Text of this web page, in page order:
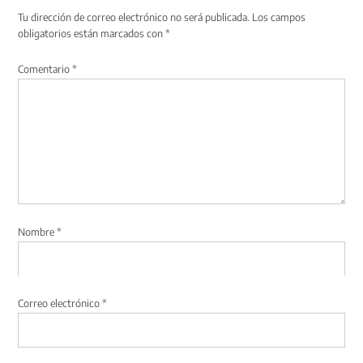
Tu dirección de correo electrónico no será publicada. Los campos
obligatorios están marcados con*
Comentario*
Nombre*
Correo electrónico*